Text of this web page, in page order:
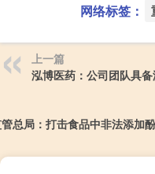
网络标签：
上一篇
泓博医药：公司团队具
总局：打击食品中非法添加